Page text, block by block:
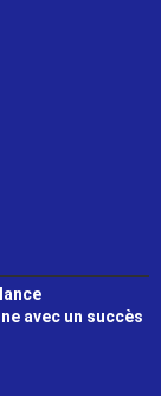
avec un succès